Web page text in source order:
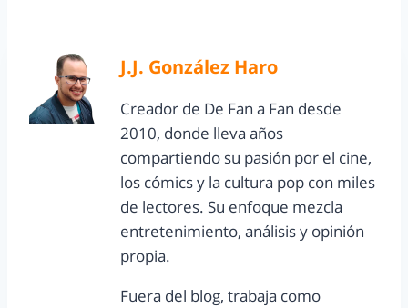
J.J. González Haro
Creador de De Fan a Fan desde
2010, donde lleva años
compartiendo su pasión por el cine,
los cómics y la cultura pop con miles
de lectores. Su enfoque mezcla
entretenimiento, análisis y opinión
propia.
Fuera del blog, trabaja como